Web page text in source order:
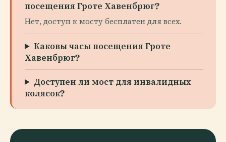
посещения Гроте Хавенбрюг?
Нет, доступ к мосту бесплатен для всех.
Каковы часы посещения Гроте
Хавенбрюг?
Доступен ли мост для инвалидных
колясок?